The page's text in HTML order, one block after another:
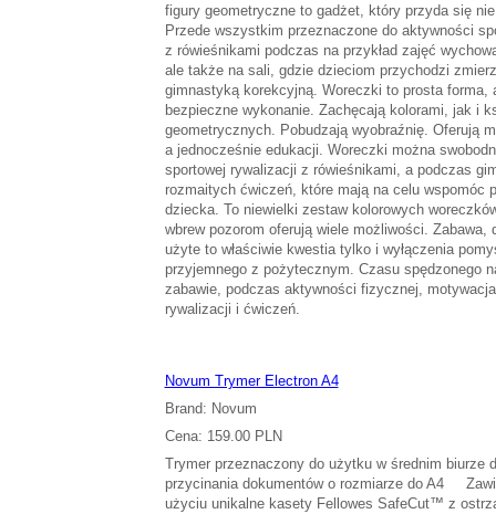
figury geometryczne to gadżet, który przyda się
Przede wszystkim przeznaczone do aktywności
z rówieśnikami podczas na przykład zajęć
ale także na sali, gdzie dzieciom przychodzi
gimnastyką korekcyjną. Woreczki to prosta forma,
bezpieczne wykonanie. Zachęcają kolorami, jak i
geometrycznych. Pobudzają wyobraźnię. Oferują
a jednocześnie edukacji. Woreczki można
sportowej rywalizacji z rówieśnikami, a podczas
rozmaitych ćwiczeń, które mają na celu wspomóc
dziecka. To niewielki zestaw kolorowych
wbrew pozorom oferują wiele możliwości. Zabawa,
użyte to właściwie kwestia tylko i wyłączenia
przyjemnego z pożytecznym. Czasu spędzonego
zabawie, podczas aktywności fizycznej,
rywalizacji i ćwiczeń.
Novum Trymer Electron A4
Brand: Novum
Cena: 159.00 PLN
Trymer przeznaczony do użytku w średnim biurze
przycinania dokumentów o rozmiarze do A4
użyciu unikalne kasety Fellowes SafeCut™ z